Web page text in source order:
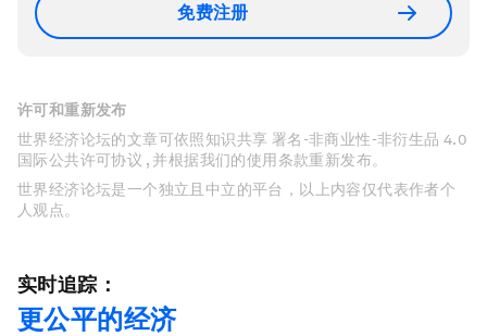
免费注册
许可和重新发布
世界经济论坛的文章可依照知识共享 署名-非商业性-非衍生品 4.0
国际公共许可协议 , 并根据我们的使用条款重新发布。
世界经济论坛是一个独立且中立的平台，以上内容仅代表作者个
人观点。
实时追踪：
更公平的经济